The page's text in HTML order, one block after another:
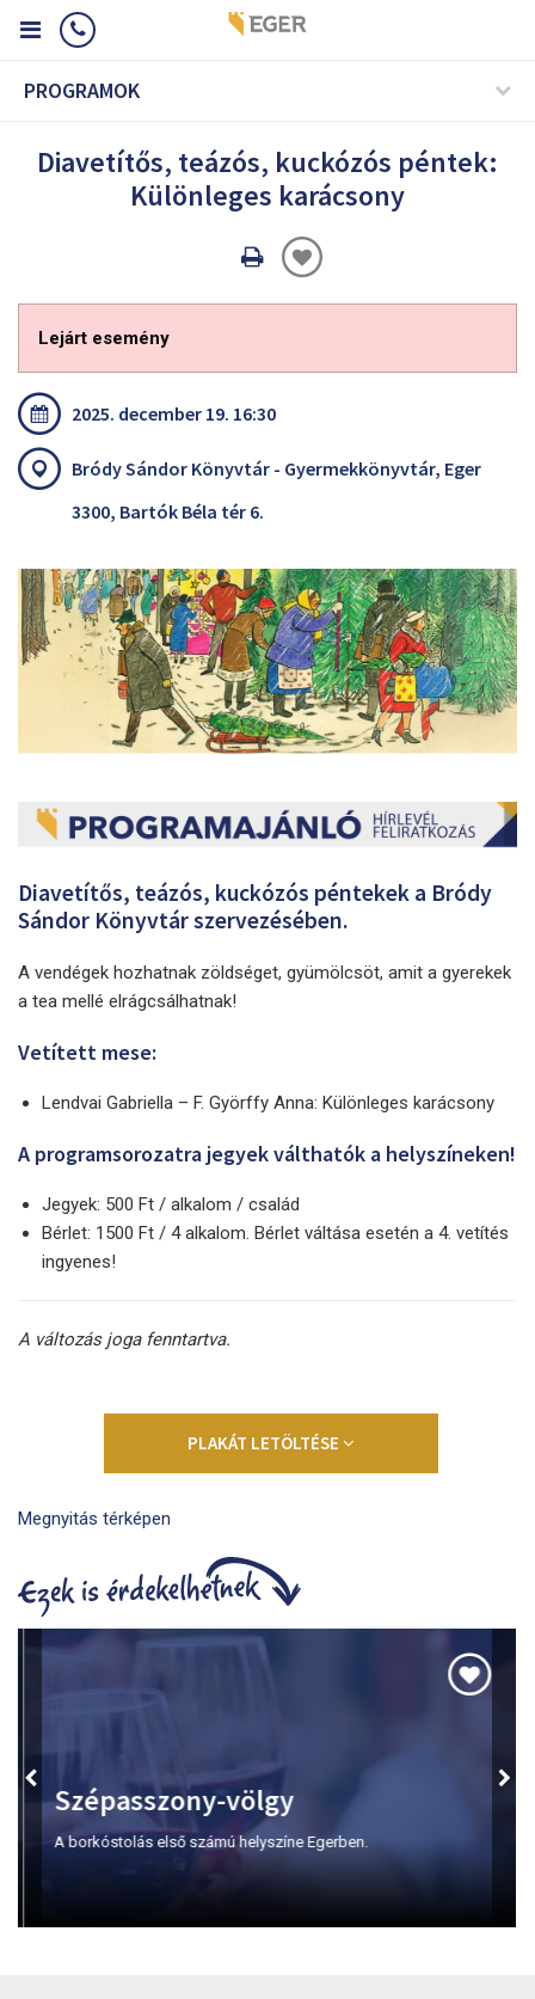
PROGRAMOK
Diavetítős, teázós, kuckózós péntek:
Különleges karácsony
Oldal
Lejárt esemény
2025. december 19. 16:30
Bródy Sándor Könyvtár - Gyermekkönyvtár, Eger
3300, Bartók Béla tér 6.
Diavetítős, teázós, kuckózós péntekek a Bródy
Sándor Könyvtár szervezésében.
A vendégek hozhatnak zöldséget, gyümölcsöt, amit a gyerekek
a tea mellé elrágcsálhatnak!
Vetített mese:
Lendvai Gabriella – F. Györffy Anna: Különleges karácsony
A programsorozatra jegyek válthatók a helyszíneken!
Jegyek: 500 Ft / alkalom / család
Bérlet: 1500 Ft / 4 alkalom. Bérlet váltása esetén a 4. vetítés
ingyenes!
A változás joga fenntartva.
PLAKÁT LETÖLTÉSE
Megnyitás térképen
Szépasszony-völgy
A borkóstolás első számú helyszíne Egerben.